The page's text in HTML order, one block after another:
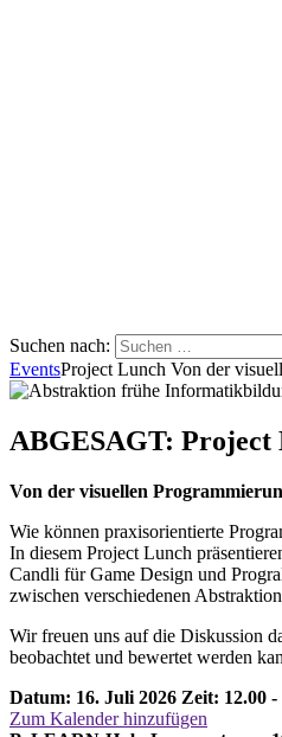
Suchen nach:
EventsProject Lunch Von der
ABGESAGT:
Von der visuellen
Wie können praxisorientierte
In diesem Project Lunch
Candli für Game Design und
zwischen verschiedenen
Wir freuen uns auf die Diskussion
beobachtet und bewertet werden
Datum: 16. Juli 2026 Zeit: 12.00 -
Zum Kalender hinzufügen